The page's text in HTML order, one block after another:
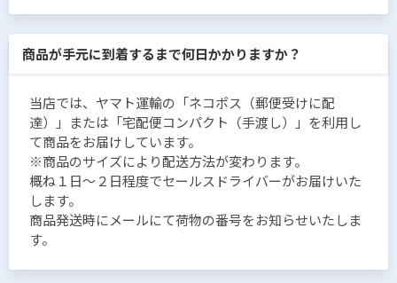
商品が手元に到着するまで何日かかりますか？
当店では、ヤマト運輸の「ネコポス（郵便受けに配
達）」または「宅配便コンパクト（手渡し）」を利用し
て商品をお届けしています。
※商品のサイズにより配送方法が変わります。
概ね１日〜２日程度でセールスドライバーがお届けいた
します。
商品発送時にメールにて荷物の番号をお知らせいたしま
す。